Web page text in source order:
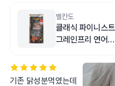
벨칸도
클래식 파이니스트
그레인프리 연어
기존 닭성분먹였는데